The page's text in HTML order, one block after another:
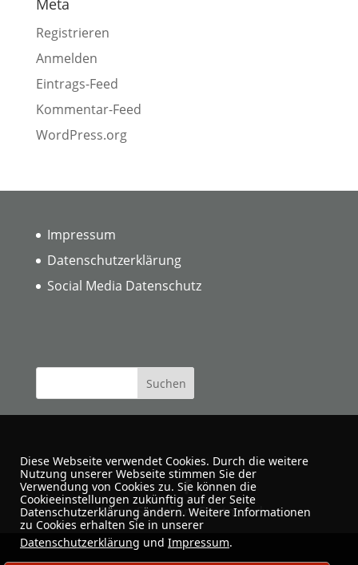
Registrieren
Anmelden
Eintrags-Feed
Kommentar-Feed
WordPress.org
Impressum
Datenschutzerklärung
Social Media Datenschutz
Urban Sketchers Dortmund
Diese Webseite verwendet Cookies. Durch die weitere
Nutzung unserer Webseite stimmen Sie der
Verwendung von Cookies zu. Sie können die
Cookieeinstellungen zukünftig auf der Seite
Datenschutzerklärung ändern. Weitere Informationen
zu Cookies erhalten Sie in unserer
Datenschutzerklärung und Impressum.